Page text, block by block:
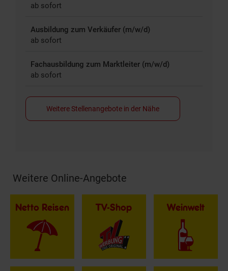
ab sofort
Ausbildung zum Verkäufer (m/w/d)
ab sofort
Fachausbildung zum Marktleiter (m/w/d)
ab sofort
Weitere Stellenangebote in der Nähe
Fußzeile
Weitere Online-Angebote
Netto Reisen TV-Shop Weinwelt